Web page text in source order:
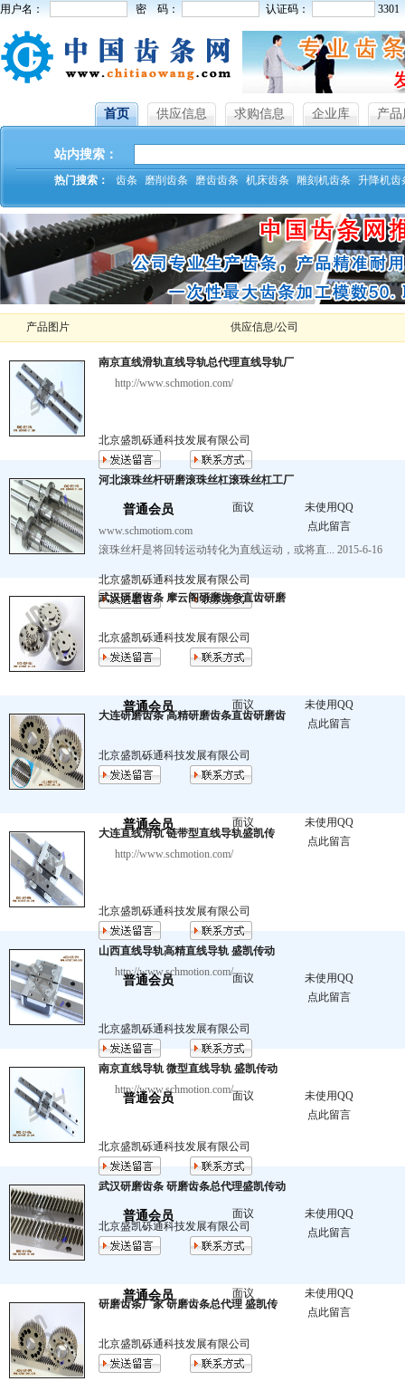
用户名： 密 码： 认证码： 3301
首页 供应信息 求购信息 企业库 产品
站内搜索：
热门搜索： 齿条 磨削齿条 磨齿齿条 机床齿条 雕刻机齿条 升降机齿
产品图片 供应信息/公司
南京直线滑轨直线导轨总代理直线导轨厂
http://www.schmotion.com/
北京盛凯砾通科技发展有限公司
普通会员 面议
未使用QQ
点此留言
河北滚珠丝杆研磨滚珠丝杠滚珠丝杠工厂
www.schmotiom.com
滚珠丝杆是将回转运动转化为直线运动，或将直... 2015-6-16
北京盛凯砾通科技发展有限公司
武汉研磨齿条 摩云阁研磨齿条直齿研磨
北京盛凯砾通科技发展有限公司
普通会员 面议
未使用QQ
点此留言
大连研磨齿条 高精研磨齿条直齿研磨齿
北京盛凯砾通科技发展有限公司
普通会员 面议
未使用QQ
点此留言
大连直线滑轨 链带型直线导轨盛凯传
http://www.schmotion.com/
北京盛凯砾通科技发展有限公司
普通会员 面议
未使用QQ
点此留言
山西直线导轨高精直线导轨 盛凯传动
http://www.schmotion.com/
北京盛凯砾通科技发展有限公司
普通会员 面议
未使用QQ
点此留言
南京直线导轨 微型直线导轨 盛凯传动
http://www.schmotion.com/
北京盛凯砾通科技发展有限公司
普通会员 面议
未使用QQ
点此留言
武汉研磨齿条 研磨齿条总代理盛凯传动
北京盛凯砾通科技发展有限公司
普通会员 面议
未使用QQ
点此留言
研磨齿条厂家 研磨齿条总代理 盛凯传
北京盛凯砾通科技发展有限公司